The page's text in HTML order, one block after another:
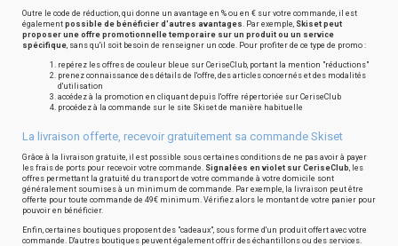
Outre le code de réduction, qui donne un avantage en % ou en € sur votre commande, il est
également possible de bénéficier d'autres avantages. Par exemple, Skiset peut
proposer une offre promotionnelle temporaire sur un produit ou un service
spécifique, sans qu'il soit besoin de renseigner un code. Pour profiter de ce type de promo :
repérez les offres de couleur bleue sur CeriseClub, portant la mention "réductions"
prenez connaissance des détails de l'offre, des articles concernés et des modalités
d'utilisation
accédez à la promotion en cliquant depuis l'offre répertoriée sur CeriseClub
procédez à la commande sur le site Skiset de manière habituelle
La livraison offerte, recevoir gratuitement sa commande Skiset
Grâce à la livraison gratuite, il est possible sous certaines conditions de ne pas avoir à payer
les frais de ports pour recevoir votre commande. Signalées en violet sur CeriseClub, les
offres permettant la gratuité du transport de votre commande à votre domicile sont
généralement soumises à un minimum de commande. Par exemple, la livraison peut être
offerte pour toute commande de 49€ minimum. Vérifiez alors le montant de votre panier pour
pouvoir en bénéficier.
Enfin, certaines boutiques proposent des "cadeaux", sous forme d'un produit offert avec votre
commande. D'autres boutiques peuvent également offrir des échantillons ou des services.